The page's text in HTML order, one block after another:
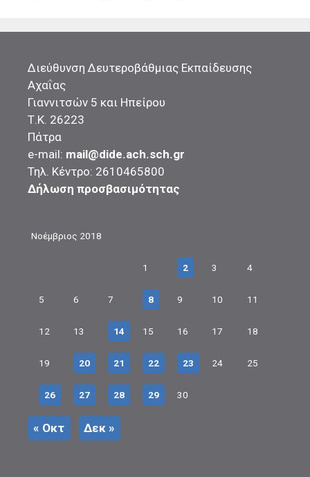
Διεύθυνση Δευτεροβάθμιας Εκπαίδευσης
Αχαΐας
Γιαννιτσών 5 και Ηπείρου
Τ.Κ. 26223
Πάτρα
e-mail: mail@dide.ach.sch.gr
Τηλ. Κέντρο: 2610465800
Δήλωση προσβασιμότητας
Νοέμβριος 2018
1 2 3 4
5 6 7 8 9 10 11
12 13 14 15 16 17 18
19 20 21 22 23 24 25
26 27 28 29 30
« Οκτ Δεκ »